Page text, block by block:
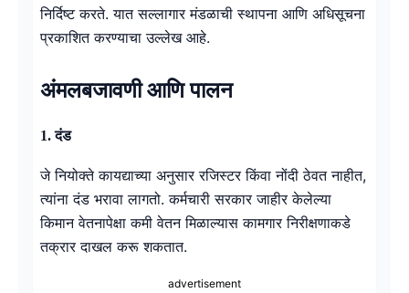
निर्दिष्ट करते. यात सल्लागार मंडळाची स्थापना आणि अधिसूचना
प्रकाशित करण्याचा उल्लेख आहे.
अंमलबजावणी आणि पालन
1.दंड
जे नियोक्ते कायद्याच्या अनुसार रजिस्टर किंवा नोंदी ठेवत नाहीत,
त्यांना दंड भरावा लागतो. कर्मचारी सरकार जाहीर केलेल्या
किमान वेतनापेक्षा कमी वेतन मिळाल्यास कामगार निरीक्षणाकडे
तक्रार दाखल करू शकतात.
advertisement